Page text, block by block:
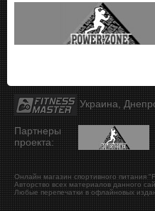
Украина,
Партнеры
проекта:
Онлайн магазин спортивного питания
Авторство всех материалов данного
Любые перепечатки в офлайновых